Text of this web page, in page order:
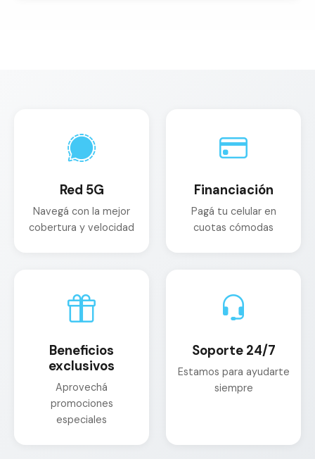
Red 5G
Navegá con la mejor
cobertura y velocidad
Financiación
Pagá tu celular en
cuotas cómodas
Beneficios
exclusivos
Aprovechá
promociones
especiales
Soporte 24/7
Estamos para ayudarte
siempre